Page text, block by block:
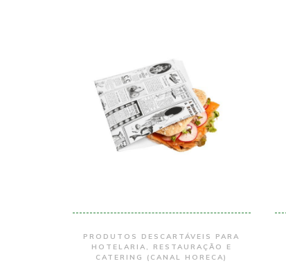
Encomendar
PRODUTOS DESCARTÁVEIS PARA
HOTELARIA, RESTAURAÇÃO E
CATERING (CANAL HORECA)